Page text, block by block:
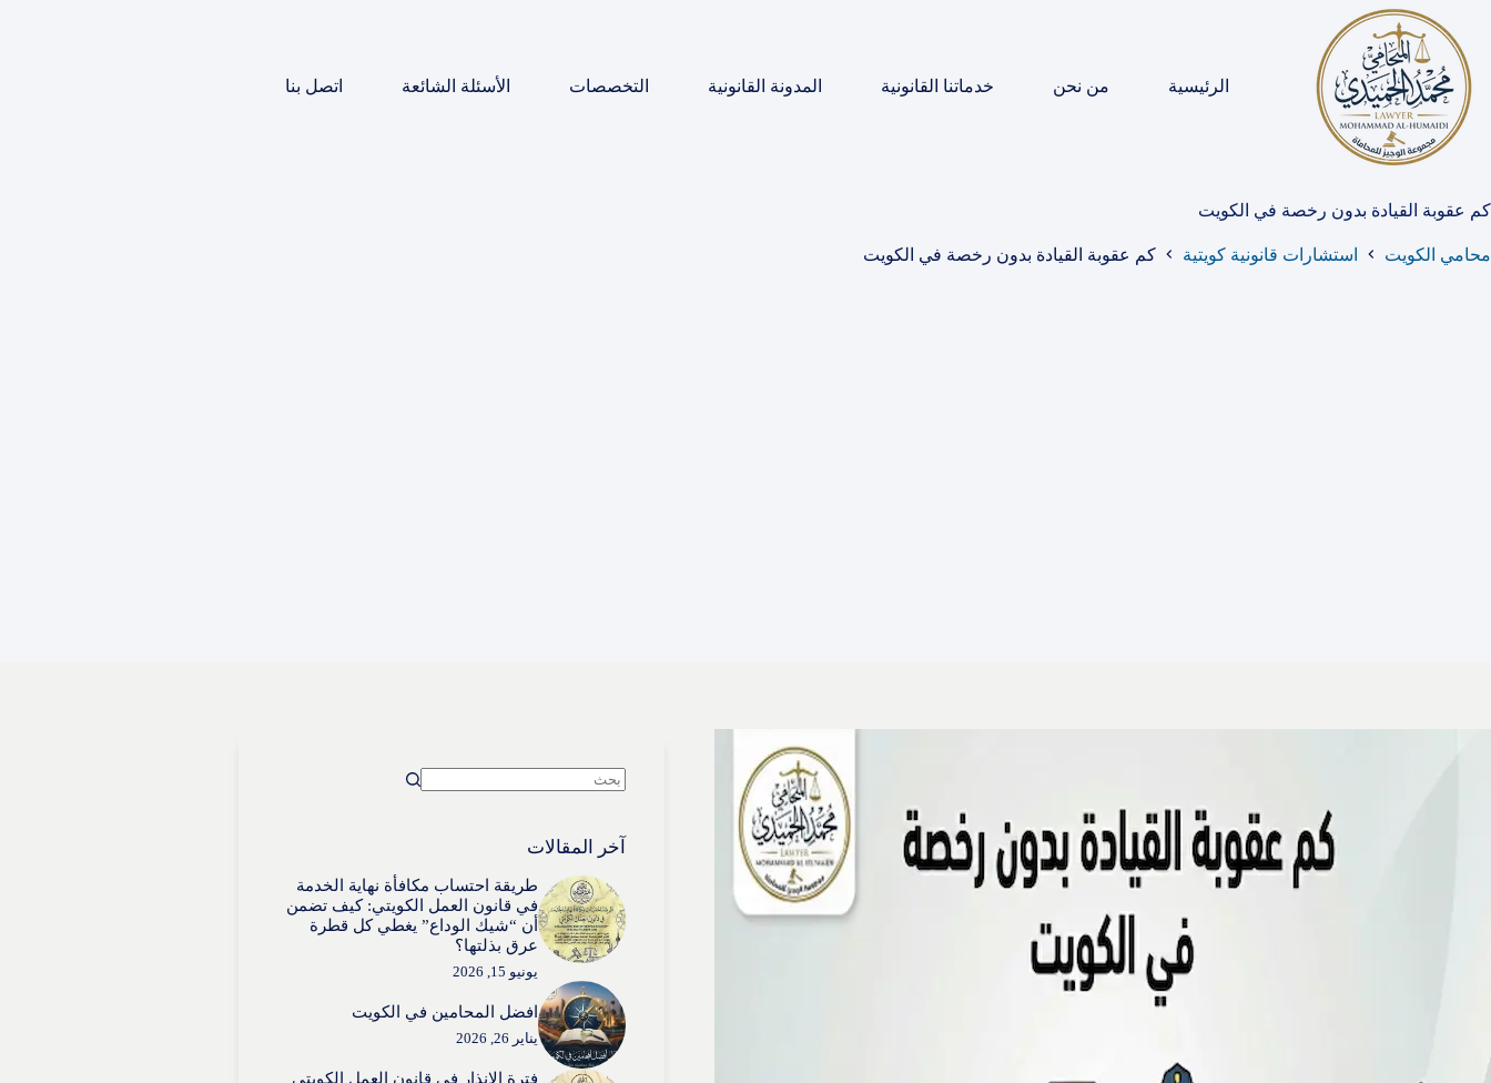
المحتوى
الرئيسية
من نحن خدماتنا القانونية المدونة القانونية التخصصات الأسئلة الشائعة اتصل بنا
كم عقوبة القيادة بدون رخصة في الكويت
محامي الكويت استشارات قانونية كويتية كم عقوبة القيادة بدون رخصة في الكويت
نتائج
آخر المقالات
طريقة احتساب مكافأة نهاية الخدمة
في قانون العمل الكويتي: كيف تضمن
أن “شيك الوداع” يغطي كل قطرة
عرق بذلتها؟
يونيو 15, 2026
افضل المحامين في الكويت
يناير 26, 2026
فترة الإنذار في قانون العمل الكويتي